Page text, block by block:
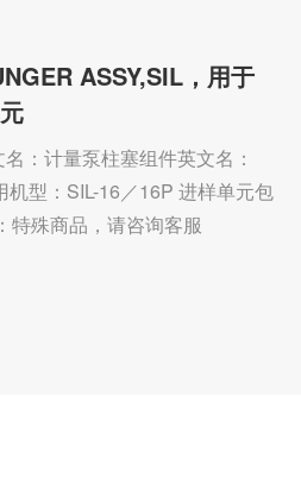
ASSY,SIL，用于
：计量泵柱塞组件英文名：
机型：SIL-16／16P 进样单元包
特殊商品，请咨询客服